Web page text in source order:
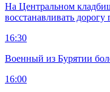
На Центральном
восстанавливать
16:30
Военный из Бурятии
16:00